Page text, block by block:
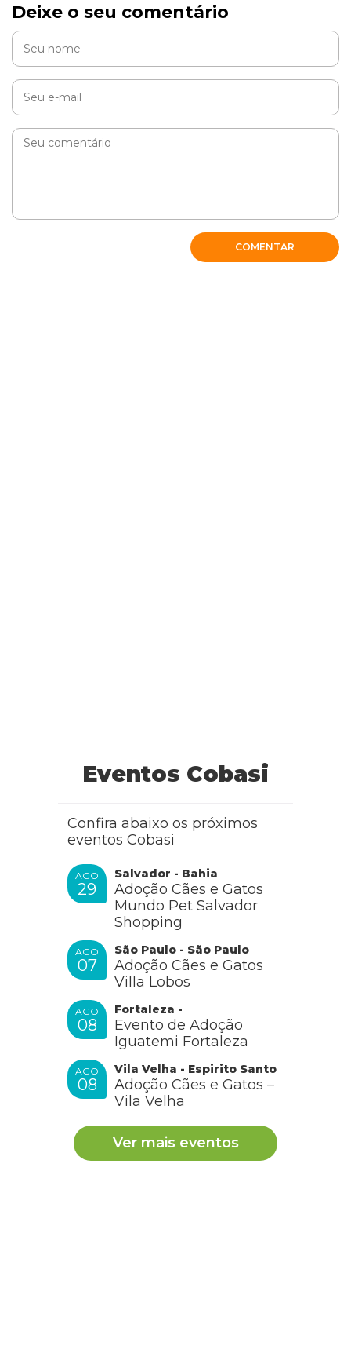
Deixe o seu comentário
COMENTAR
Eventos Cobasi
Confira abaixo os próximos
eventos Cobasi
AGO
29
Salvador - Bahia
Adoção Cães e Gatos
Mundo Pet Salvador
Shopping
AGO
07
São Paulo - São Paulo
Adoção Cães e Gatos
Villa Lobos
AGO
08
Fortaleza -
Evento de Adoção
Iguatemi Fortaleza
AGO
08
Vila Velha - Espirito Santo
Adoção Cães e Gatos –
Vila Velha
Ver mais eventos